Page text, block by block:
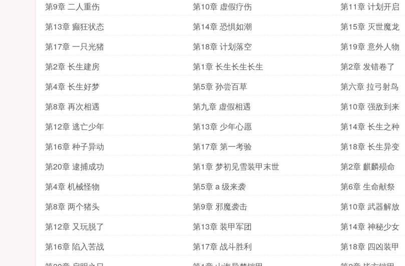
第9章 二人重伤
第10章 虚假疗伤 第11章 计划开启
第13章 癫狂状态
第14章 恐惧如潮 第15章 灭世魔龙
第17章 一只光猪
第18章 计划落空 第19章 意外人物
第2章 长生建房
第1章 长生长生长生 第2章 发错卷了
第4章 长生好梦
第5章 孙尝百草 第六章 拉弓射鸟
第8章 再次相遇
第九章 虚假相遇 第10章 强敌到来
第12章 逃亡少年
第13章 少年心愿 第14章 长生之种
第16章 种子异动
第17章 第一考验 第18章 长生异变
第20章 逮捕成功
第1章 梦初见雪装甲末世 第2章 麒麟殒命
第4章 机械怪物
第5章 a 级来袭 第6章 生命献祭
第8章 两个猪头
第9章 邪魔袭击 第10章 武器解放
第12章 又玩脱了
第13章 装甲军团 第14章 神秘少女
第16章 陷入苦战
第17章 战斗胜利 第18章 四凶装甲